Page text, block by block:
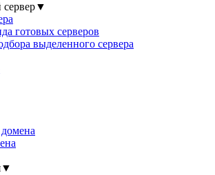
▼
готовых серверов
выделенного сервера
▼